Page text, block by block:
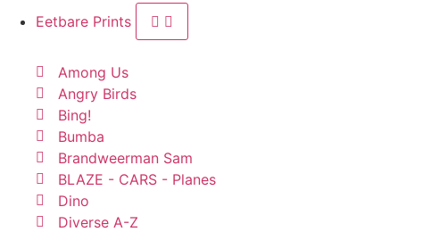
Eetbare Prints
Among Us
Angry Birds
Bing!
Bumba
Brandweerman Sam
BLAZE - CARS - Planes
Dino
Diverse A-Z